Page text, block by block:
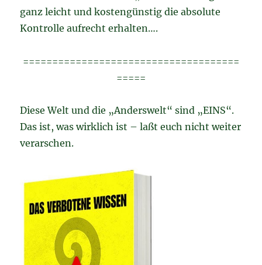
ganz leicht und kostengünstig die absolute
Kontrolle aufrecht erhalten….
=====================================
=====
Diese Welt und die „Anderswelt“ sind „EINS“.
Das ist, was wirklich ist – laßt euch nicht weiter
verarschen.